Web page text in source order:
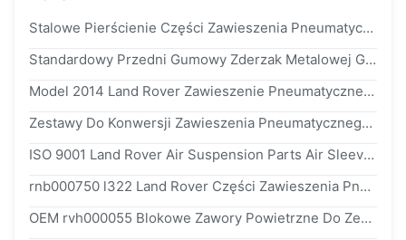
Stalowe Pierścienie Części Zawieszenia Pneumatycznego Land Rover Przedni Amortyzator 22271123
Standardowy Przedni Gumowy Zderzak Metalowej Głowicy Do Części Zawieszenia Pneumatycznego Land Rover l322 OE # rnb000740
Model 2014 Land Rover Zawieszenie Pneumatyczne Części Amortyzator Przedni OEM 22271123
Zestawy Do Konwersji Zawieszenia Pneumatycznego Land Rover Pokrywa Przednia Z Aluminium Discovery 3 rnb501580
ISO 9001 Land Rover Air Suspension Parts Air Sleeve For Discovery 3 Front rnb501580
rnb000750 l322 Land Rover Części Zawieszenia Pneumatycznego Przedni Bufor Wewnętrzny
OEM rvh000055 Blokowe Zawory Powietrzne Do Zestawów Naprawczych Sprężarek Zawieszenia Pneumatycznego Land Rover